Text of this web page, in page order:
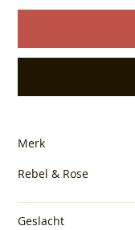
Merk
Rebel & Rose
Geslacht